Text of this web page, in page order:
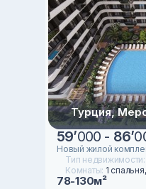
Турция,
59’000 - 86’
Новый жилой
Тип недвижимости:
Комнаты: 1
78-130м²